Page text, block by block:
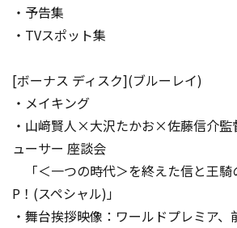
・予告集
・TVスポット集
[ボーナス ディスク](ブルーレイ)
・メイキング
・山﨑賢人×大沢たかお×佐藤信介
ューサー 座談会
「＜一つの時代＞を終えた信と王騎
P！(スペシャル)」
・舞台挨拶映像：ワールドプレミア